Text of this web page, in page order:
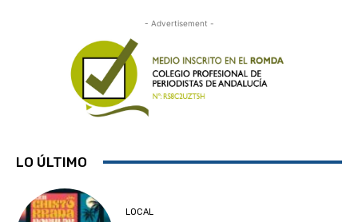
- Advertisement -
LO ÚLTIMO
LOCAL